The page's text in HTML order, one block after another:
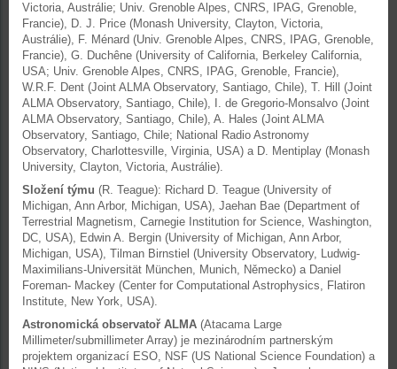
Victoria, Austrálie; Univ. Grenoble Alpes, CNRS, IPAG, Grenoble,
Francie), D. J. Price (Monash University, Clayton, Victoria,
Austrálie), F. Ménard (Univ. Grenoble Alpes, CNRS, IPAG, Grenoble,
Francie), G. Duchêne (University of California, Berkeley California,
USA; Univ. Grenoble Alpes, CNRS, IPAG, Grenoble, Francie),
W.R.F. Dent (Joint ALMA Observatory, Santiago, Chile), T. Hill (Joint
ALMA Observatory, Santiago, Chile), I. de Gregorio-Monsalvo (Joint
ALMA Observatory, Santiago, Chile), A. Hales (Joint ALMA
Observatory, Santiago, Chile; National Radio Astronomy
Observatory, Charlottesville, Virginia, USA) a D. Mentiplay (Monash
University, Clayton, Victoria, Austrálie).
Složení týmu (R. Teague): Richard D. Teague (University of
Michigan, Ann Arbor, Michigan, USA), Jaehan Bae (Department of
Terrestrial Magnetism, Carnegie Institution for Science, Washington,
DC, USA), Edwin A. Bergin (University of Michigan, Ann Arbor,
Michigan, USA), Tilman Birnstiel (University Observatory, Ludwig-
Maximilians-Universität München, Munich, Německo) a Daniel
Foreman- Mackey (Center for Computational Astrophysics, Flatiron
Institute, New York, USA).
Astronomická observatoř ALMA (Atacama Large
Millimeter/submillimeter Array) je mezinárodním partnerským
projektem organizací ESO, NSF (US National Science Foundation) a